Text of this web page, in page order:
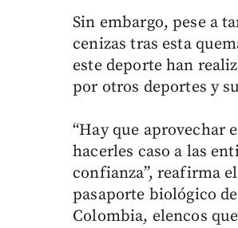
Sin embargo, pese a
cenizas tras esta
este deporte han
por otros deportes y
“Hay que aprovechar
hacerles caso a las
confianza”, reafirma
pasaporte biológico
Colombia, elencos